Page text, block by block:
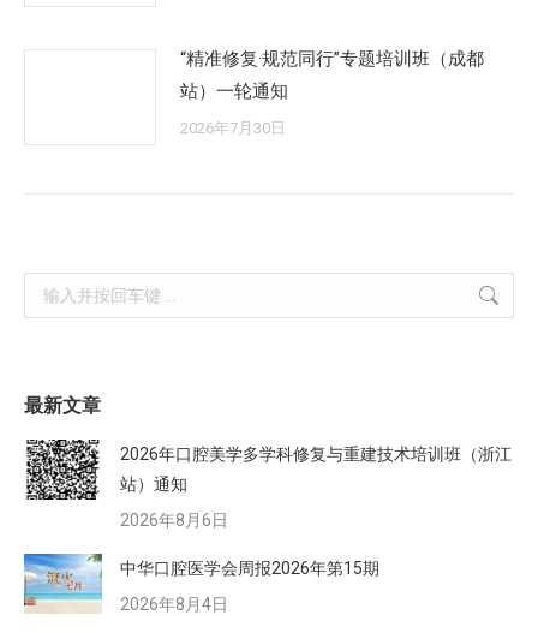
“精准修复·规范同行”专题培训班（成都
站）一轮通知
2026年7月30日
Search:
最新文章
2026年口腔美学多学科修复与重建技术培训班（浙江
站）通知
2026年8月6日
中华口腔医学会周报2026年第15期
2026年8月4日